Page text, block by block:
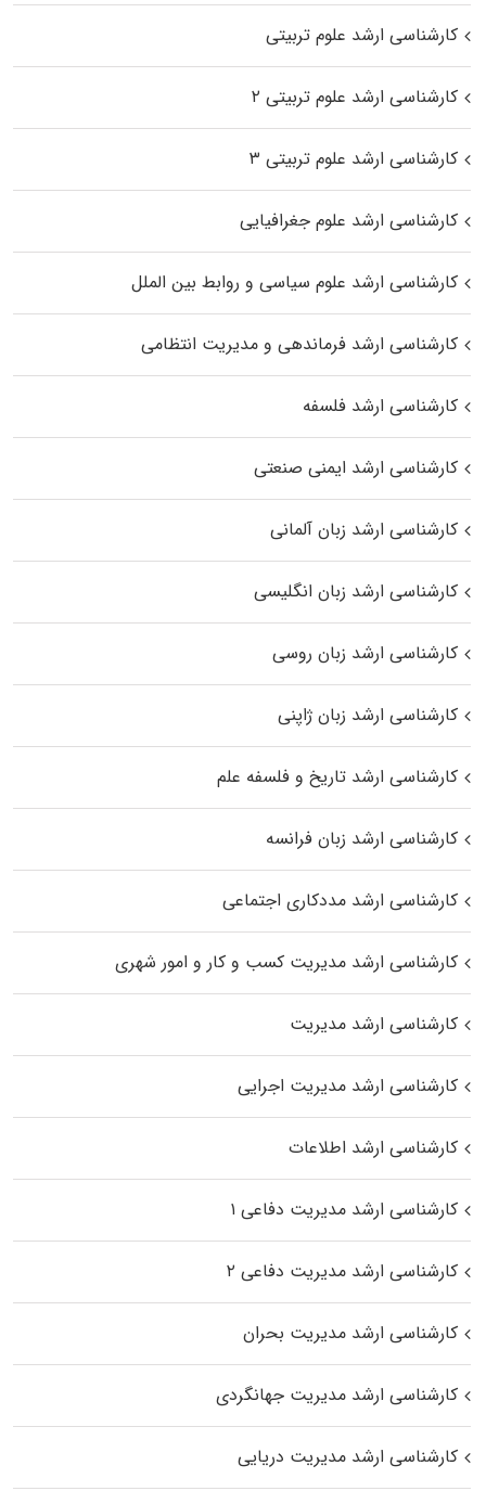
کارشناسی ارشد علوم تربیتی
کارشناسی ارشد علوم تربیتی ۲
کارشناسی ارشد علوم تربیتی ۳
کارشناسی ارشد علوم جغرافیایی
کارشناسی ارشد علوم سیاسی و روابط بین الملل
کارشناسی ارشد فرماندهی و مدیریت انتظامی
کارشناسی ارشد فلسفه
کارشناسی ارشد ایمنی صنعتی
کارشناسی ارشد زبان آلمانی
کارشناسی ارشد زبان انگلیسی
کارشناسی ارشد زبان روسی
کارشناسی ارشد زبان ژاپنی
کارشناسی ارشد تاریخ و فلسفه علم
کارشناسی ارشد زبان فرانسه
کارشناسی ارشد مددکاری اجتماعی
کارشناسی ارشد مدیریت کسب و کار و امور شهری
کارشناسی ارشد مدیریت
کارشناسی ارشد مدیریت اجرایی
کارشناسی ارشد اطلاعات
کارشناسی ارشد مدیریت دفاعی ۱
کارشناسی ارشد مدیریت دفاعی ۲
کارشناسی ارشد مدیریت بحران
کارشناسی ارشد مدیریت جهانگردی
کارشناسی ارشد مدیریت دریایی